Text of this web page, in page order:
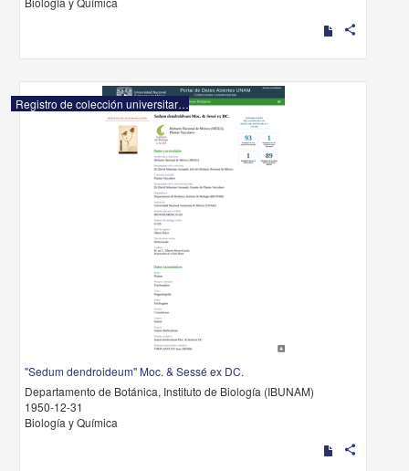
share
Registro de colección universitaria
"Sedum dendroideum" Moc. & Sessé ex DC.
Departamento de Botánica, Instituto de Biología (IBUNAM)
1950-12-31
Biología y Química
share